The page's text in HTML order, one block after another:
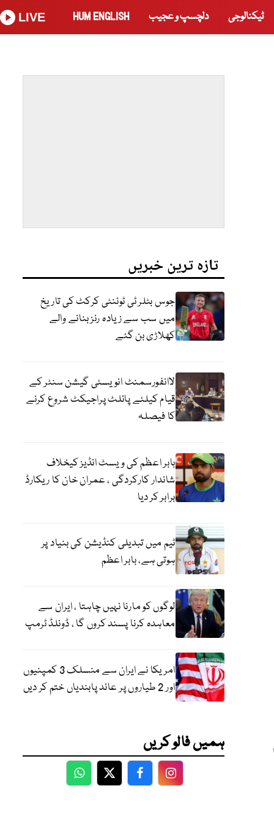
ٹیکنالوجی دلچسپ و عجیب HUM ENGLISH
LIVE
تازہ ترین خبریں
جوس بٹلر ٹی ٹوئنٹی کرکٹ کی تاریخ
میں سب سے زیادہ رنز بنانے والے
کھلاڑی بن گئے
لاانفورسمنٹ انویسٹی گیشن سنٹر کے
قیام کیلئے پائلٹ پراجیکٹ شروع کرنے
کا فیصلہ
بابر اعظم کی ویسٹ انڈیز کیخلاف
شاندار کارکردگی ، عمران خان کا ریکارڈ
برابر کر دیا
ٹیم میں تبدیلی کنڈیشن کی بنیاد پر
ہوتی ہے، بابر اعظم
لوگوں کو مارنا نہیں چاہتا ، ایران سے
معاہدہ کرنا پسند کروں گا ، ڈونلڈ ٹرمپ
امریکا نے ایران سے منسلک 3 کمپنیوں
اور 2 طیاروں پر عائد پابندیاں ختم کر دیں
ہمیں فالو کریں
WhatsApp
TwitterFacebookFacebook